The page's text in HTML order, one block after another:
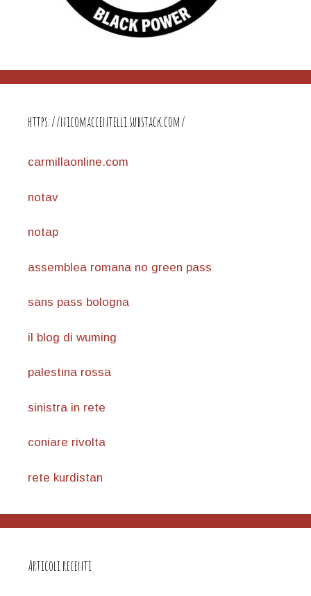
https://nicomaccentelli.substack.com/
carmillaonline.com
notav
notap
assemblea romana no green pass
sans pass bologna
il blog di wuming
palestina rossa
sinistra in rete
coniare rivolta
rete kurdistan
Articoli recenti